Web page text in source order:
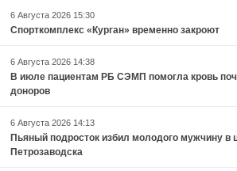
6 Августа 2026 15:30
Спорткомплекс «Курган» временно закроют
6 Августа 2026 14:38
В июле пациентам РБ СЭМП помогла кровь
доноров
6 Августа 2026 14:13
Пьяный подросток избил молодого мужчину в
Петрозаводска